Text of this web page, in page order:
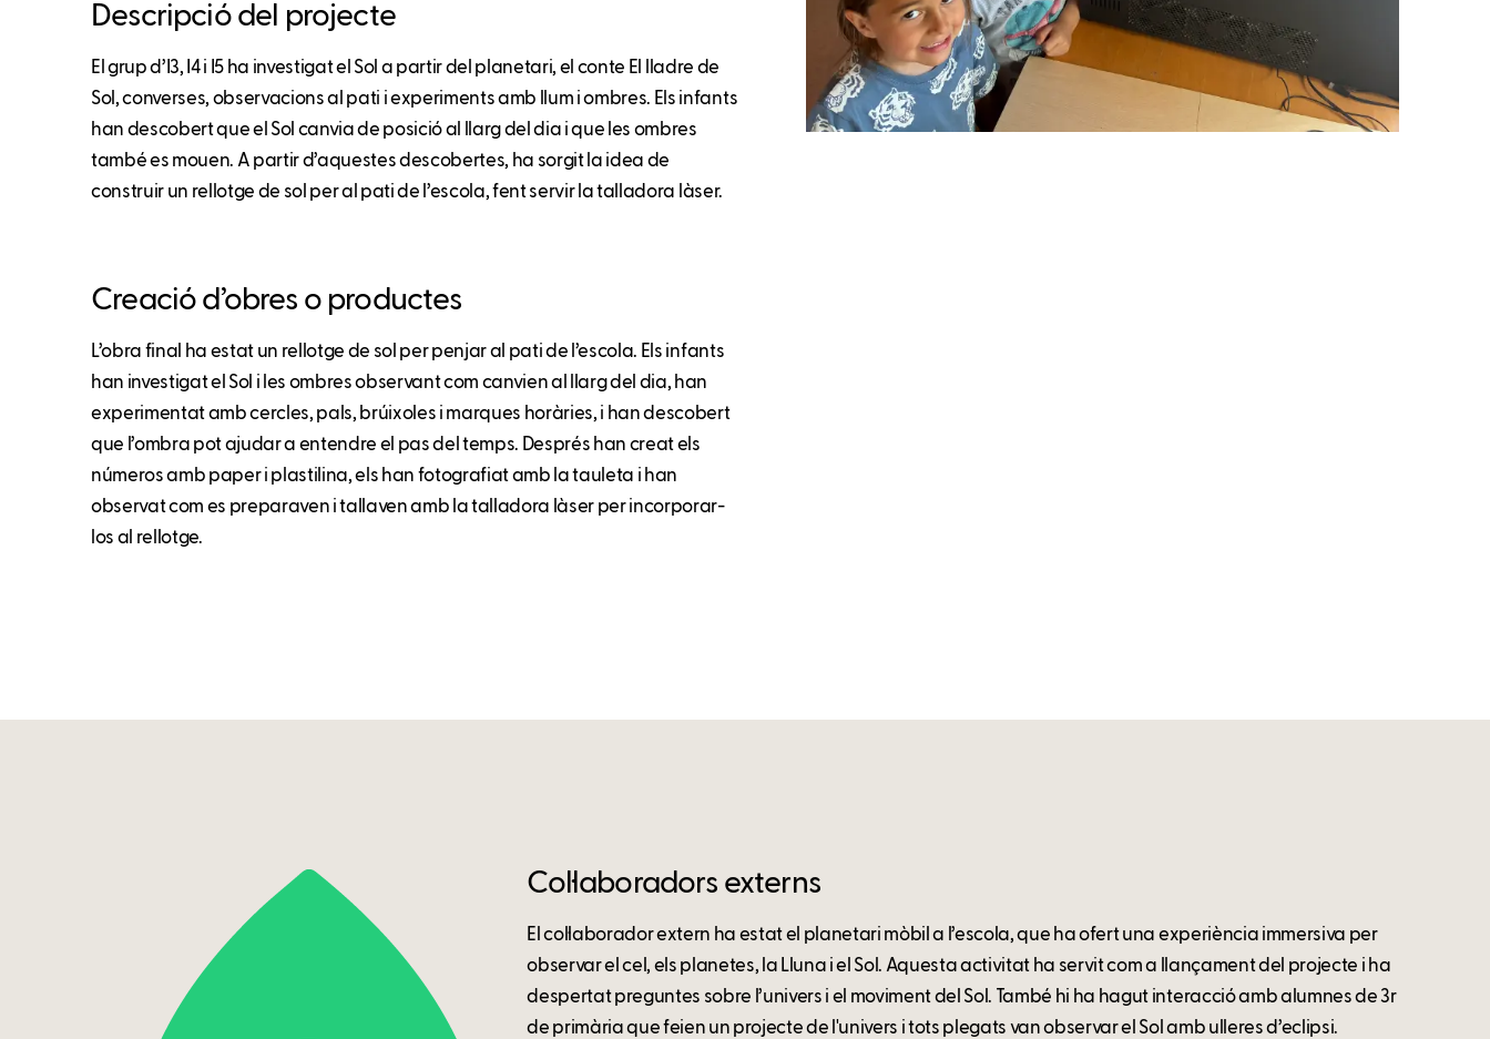
Descripció del projecte
El grup d’I3, I4 i I5 ha investigat el Sol a partir del planetari, el conte El lladre de
Sol, converses, observacions al pati i experiments amb llum i ombres. Els infants
han descobert que el Sol canvia de posició al llarg del dia i que les ombres
també es mouen. A partir d’aquestes descobertes, ha sorgit la idea de
construir un rellotge de sol per al pati de l’escola, fent servir la talladora làser.
Creació d’obres o productes
L’obra final ha estat un rellotge de sol per penjar al pati de l’escola. Els infants
han investigat el Sol i les ombres observant com canvien al llarg del dia, han
experimentat amb cercles, pals, brúixoles i marques horàries, i han descobert
que l’ombra pot ajudar a entendre el pas del temps. Després han creat els
números amb paper i plastilina, els han fotografiat amb la tauleta i han
observat com es preparaven i tallaven amb la talladora làser per incorporar-
los al rellotge.
Col·laboradors externs
El col·laborador extern ha estat el planetari mòbil a l’escola, que ha ofert una experiència immersiva per
observar el cel, els planetes, la Lluna i el Sol. Aquesta activitat ha servit com a llançament del projecte i ha
despertat preguntes sobre l’univers i el moviment del Sol. També hi ha hagut interacció amb alumnes de 3r
de primària que feien un projecte de l'univers i tots plegats van observar el Sol amb ulleres d’eclipsi.